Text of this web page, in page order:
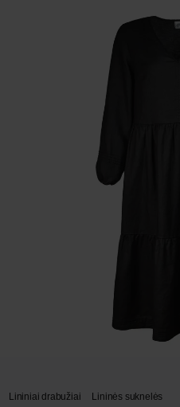
Lininiai drabužiai Lininės suknelės